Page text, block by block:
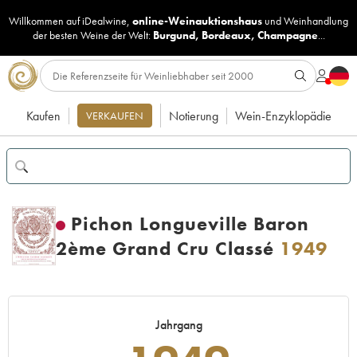
Willkommen auf iDealwine, online-Weinauktionshaus undWeinhandlung
der besten Weine der Welt: Burgund, Bordeaux, Champagne...
Kaufen VERKAUFEN Notierung Wein-Enzyklopädie
Pichon Longueville Baron
2ème Grand Cru Classé 1949
Jahrgang